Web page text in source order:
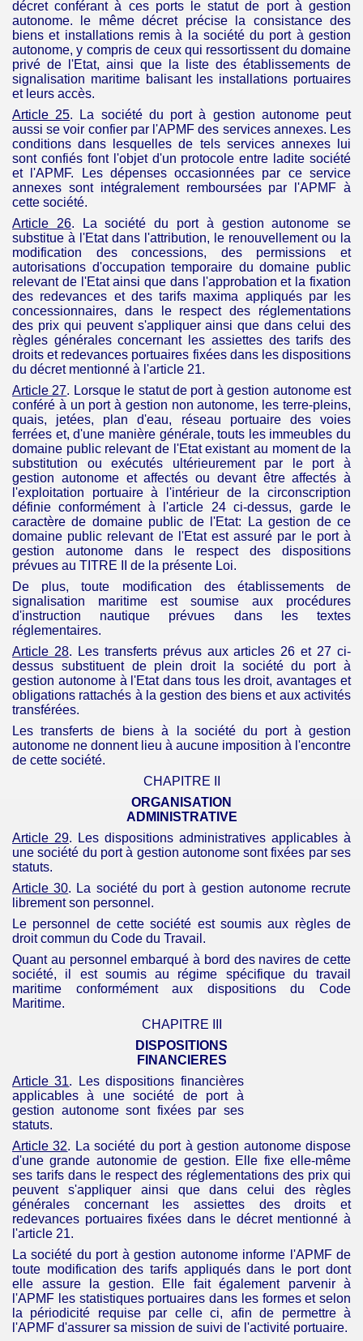
décret conférant à ces ports le statut de port à gestion
autonome. le même décret précise la consistance des
biens et installations remis à la société du port à gestion
autonome, y compris de ceux qui ressortissent du domaine
privé de l'Etat, ainsi que la liste des établissements de
signalisation maritime balisant les installations portuaires
et leurs accès.
Article 25. La société du port à gestion autonome peut
aussi se voir confier par l'APMF des services annexes. Les
conditions dans lesquelles de tels services annexes lui
sont confiés font l'objet d'un protocole entre ladite société
et l'APMF. Les dépenses occasionnées par ce service
annexes sont intégralement remboursées par l'APMF à
cette société.
Article 26.
La société du port à gestion autonome se
substitue à l'Etat dans l'attribution, le renouvellement ou la
modification des concessions, des permissions et
autorisations d'occupation temporaire du domaine public
relevant de l'Etat ainsi que dans l'approbation et la fixation
des redevances et des tarifs maxima appliqués par les
concessionnaires, dans le respect des réglementations
des prix qui peuvent s'appliquer ainsi que dans celui des
règles générales concernant les assiettes des tarifs des
droits et redevances portuaires fixées dans les dispositions
du décret mentionné à l'article 21.
Article 27. Lorsque le statut de port à gestion autonome est
conféré à un port à gestion non autonome, les terre-pleins,
quais, jetées, plan d'eau, réseau portuaire des voies
ferrées et, d'une manière générale, touts les immeubles du
domaine public relevant de l'Etat existant au moment de la
substitution ou exécutés ultérieurement par le port à
gestion autonome et affectés ou devant être affectés à
l'exploitation portuaire à l'intérieur de la circonscription
définie conformément à l'article 24 ci-dessus, garde le
caractère de domaine public de l'Etat: La gestion de ce
domaine public relevant de l'Etat est assuré par le port à
gestion autonome dans le respect des dispositions
prévues au TITRE II de la présente Loi.
De plus, toute modification des établissements de
signalisation maritimeest soumise aux procédures
d'instruction nautique prévues dans les textes
réglementaires.
Article 28. Les transferts prévus aux articles 26 et 27 ci-
dessus substituent de plein droit la société du port à
gestion autonome à l'Etat dans tous les droit, avantages et
obligations rattachés à la gestion des biens et aux activités
transférées.
Les transferts de biens à la société du port à gestion
autonome ne donnent lieu à aucune imposition à l'encontre
de cette société.
CHAPITRE II
ORGANISATION
ADMINISTRATIVE
Article 29. Les dispositions administratives applicables à
une société du port à gestion autonome sont fixées par ses
statuts.
Article 30. La société du port à gestion autonome recrute
librement son personnel.
Le personnel de cette société est soumis aux règles de
droit commun du Code du Travail.
Quant au personnel embarqué à bord des navires de cette
société, il est soumis au régime spécifique du travail
maritime conformément aux dispositions du Code
Maritime.
CHAPITRE III
DISPOSITIONS
FINANCIERES
Article 31. Les dispositions financières
applicables à une société de port à
gestion autonome sont fixées par ses
statuts.
Article 32. La société du port à gestion autonome dispose
d'une grande autonomie de gestion. Elle fixe elle-même
ses tarifs dans le respect des réglementations des prix qui
peuvent s'appliquer ainsi que dans celui des règles
générales concernant les assiettes des droits et
redevances portuaires fixées dans le décret mentionné à
l'article 21.
La société du port à gestion autonome informe l'APMFde
toute modification des tarifs appliqués dans le port dont
elle assure la gestion. Elle fait également parvenir à
l'APMF les statistiques portuaires dans les formes et selon
la périodicité requise par celle ci, afin de permettre à
l'APMF d'assurer sa mission de suivi de l'activité portuaire.